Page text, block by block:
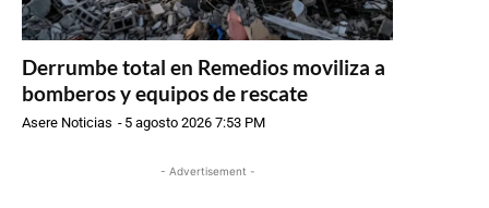
Derrumbe total en Remedios moviliza a
bomberos y equipos de rescate
Asere Noticias - 5 agosto 2026 7:53 PM
- Advertisement -